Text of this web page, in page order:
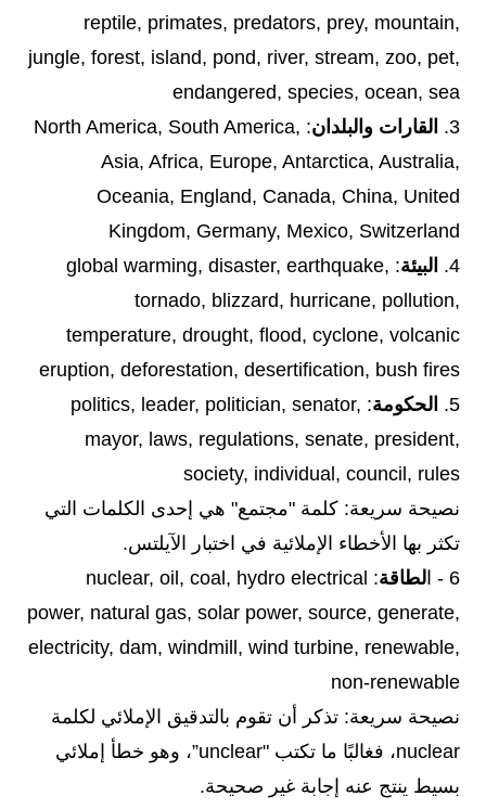
reptile, primates, predators, prey, mountain,
jungle, forest, island, pond, river, stream, zoo, pet,
endangered, species, ocean, sea
3.
القارات والبلدان : North America, South America,
Asia, Africa, Europe, Antarctica, Australia,
Oceania, England, Canada, China, United
Kingdom, Germany, Mexico, Switzerland
4.
البيئة : global warming, disaster, earthquake,
tornado, blizzard, hurricane, pollution,
temperature, drought, flood, cyclone, volcanic
eruption, deforestation, desertification, bush fires
5.
الحكومة : politics, leader, politician, senator,
mayor, laws, regulations, senate, president,
society, individual, council, rules
نصيحة سريعة: كلمة "مجتمع" هي إحدى الكلمات التي
تكثر بها الأخطاء الإملائية في اختبار الآيلتس.
6 - ا
لطاقة
: nuclear, oil, coal, hydro electrical
power, natural gas, solar power, source, generate,
electricity, dam, windmill, wind turbine, renewable,
non-renewable
نصيحة سريعة: تذكر أن تقوم بالتدقيق الإملائي لكلمة
nuclear، فغالبًا ما تكتب "unclear”، وهو خطأ إملائي
بسيط ينتج عنه إجابة غير صحيحة.